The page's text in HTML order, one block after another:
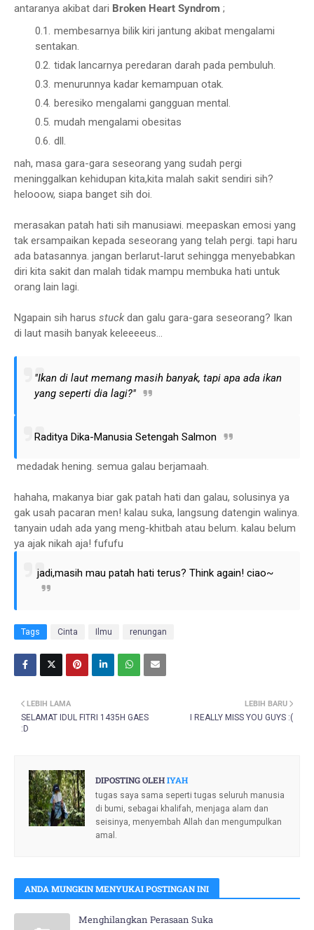
antaranya akibat dari Broken Heart Syndrom ;
membesarnya bilik kiri jantung akibat mengalami
sentakan.
tidak lancarnya peredaran darah pada pembuluh.
menurunnya kadar kemampuan otak.
beresiko mengalami gangguan mental.
mudah mengalami obesitas
dll.
nah, masa gara-gara seseorang yang sudah pergi
meninggalkan kehidupan kita,kita malah sakit sendiri sih?
helooow, siapa banget sih doi.
merasakan patah hati sih manusiawi. meepaskan emosi yang
tak ersampaikan kepada seseorang yang telah pergi. tapi haru
ada batasannya. jangan berlarut-larut sehingga menyebabkan
diri kita sakit dan malah tidak mampu membuka hati untuk
orang lain lagi.
Ngapain sih harus stuckdan galu gara-gara seseorang? Ikan
di laut masih banyak keleeeeus...
"Ikan di laut memang masih banyak, tapi apa ada ikan
yang seperti dia lagi?"
Raditya Dika-Manusia Setengah Salmon
medadak hening. semua galau berjamaah.
hahaha, makanya biar gak patah hati dan galau, solusinya ya
gak usah pacaran men! kalau suka, langsung datengin walinya.
tanyain udah ada yang meng-khitbah atau belum. kalau belum
ya ajak nikah aja! fufufu
jadi,masih mau patah hati terus? Think again! ciao~
Tags Cinta Ilmu renungan
LEBIH BARU
I REALLY MISS YOU GUYS :(
LEBIH LAMA
SELAMAT IDUL FITRI 1435H GAES
:D
DIPOSTING OLEHIYAH
tugas saya sama seperti tugas seluruh manusia
di bumi, sebagai khalifah, menjaga alam dan
seisinya, menyembah Allah dan mengumpulkan
amal.
ANDA MUNGKIN MENYUKAI POSTINGAN INI
Menghilangkan Perasaan Suka